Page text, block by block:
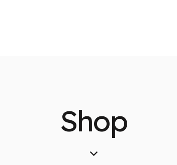
Shop